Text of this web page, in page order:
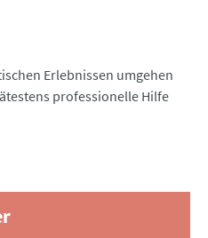
Erlebnissen umgehen
professionelle Hilfe